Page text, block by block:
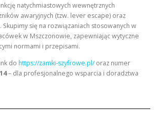
natychmiastowych wewnętrznych
awaryjnych (tzw. lever escape) oraz
Skupimy się na rozwiązaniach stosowanych w
w Mszczonowie, zapewniając wytyczne
normami i przepisami.
do https://zamki-szyfrowe.pl/oraz numer
– dla profesjonalnego wsparcia i doradztwa